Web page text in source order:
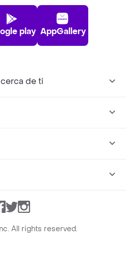
play AppGallery
de ti
TwitterInstagram
All rights reserved.